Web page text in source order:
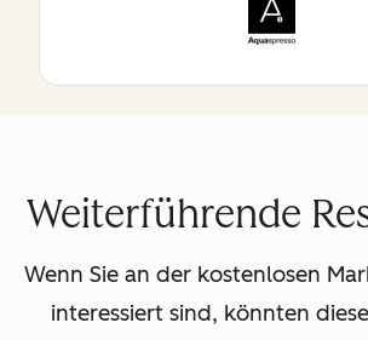
Weiterführende
Wenn Sie an der kostenlosen
interessiert sind, könnten